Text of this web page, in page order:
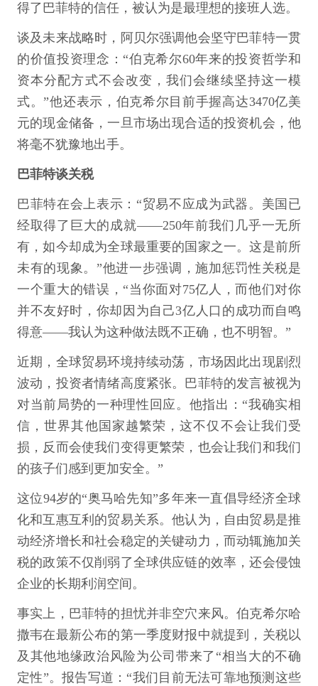
得了巴菲特的信任，被认为是最理想的接班人选。
谈及未来战略时，阿贝尔强调他会坚守巴菲特一贯
的价值投资理念：“伯克希尔60年来的投资哲学和
资本分配方式不会改变，我们会继续坚持这一模
式。”他还表示，伯克希尔目前手握高达3470亿美
元的现金储备，一旦市场出现合适的投资机会，他
将毫不犹豫地出手。
巴菲特谈关税
巴菲特在会上表示：“贸易不应成为武器。美国已
经取得了巨大的成就——250年前我们几乎一无所
有，如今却成为全球最重要的国家之一。这是前所
未有的现象。”他进一步强调，施加惩罚性关税是
一个重大的错误，“当你面对75亿人，而他们对你
并不友好时，你却因为自己3亿人口的成功而自鸣
得意——我认为这种做法既不正确，也不明智。”
近期，全球贸易环境持续动荡，市场因此出现剧烈
波动，投资者情绪高度紧张。巴菲特的发言被视为
对当前局势的一种理性回应。他指出：“我确实相
信，世界其他国家越繁荣，这不仅不会让我们受
损，反而会使我们变得更繁荣，也会让我们和我们
的孩子们感到更加安全。”
这位94岁的“奥马哈先知”多年来一直倡导经济全球
化和互惠互利的贸易关系。他认为，自由贸易是推
动经济增长和社会稳定的关键动力，而动辄施加关
税的政策不仅削弱了全球供应链的效率，还会侵蚀
企业的长期利润空间。
事实上，巴菲特的担忧并非空穴来风。伯克希尔哈
撒韦在最新公布的第一季度财报中就提到，关税以
及其他地缘政治风险为公司带来了“相当大的不确
定性”。报告写道：“我们目前无法可靠地预测这些